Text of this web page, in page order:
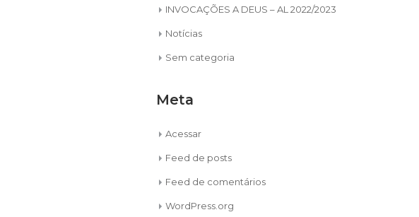
INVOCAÇÕES A DEUS – AL 2022/2023
Notícias
Sem categoria
Meta
Acessar
Feed de posts
Feed de comentários
WordPress.org